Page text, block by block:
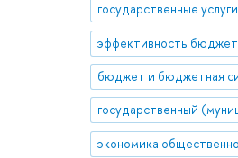
государственные услуги